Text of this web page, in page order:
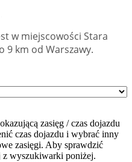
w miejscowości Stara
9 km od Warszawy.
zasięg / czas dojazdu
czas dojazdu i wybrać inny
zasięgi. Aby sprawdzić
z wyszukiwarki poniżej.